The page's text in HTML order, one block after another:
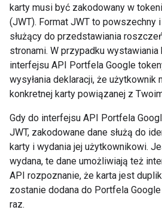
karty musi być zakodowany w
(JWT). Format JWT to powszechny
służący do przedstawiania
stronami. W przypadku wystawiania
interfejsu API Portfela Google
wysyłania deklaracji, że użytkownik
konkretnej karty powiązanej z
Gdy do interfejsu API Portfela
JWT, zakodowane dane służą do
karty i wydania jej użytkownikowi.
wydana, te dane umożliwiają też
API rozpoznanie, że karta jest
zostanie dodana do Portfela
raz.